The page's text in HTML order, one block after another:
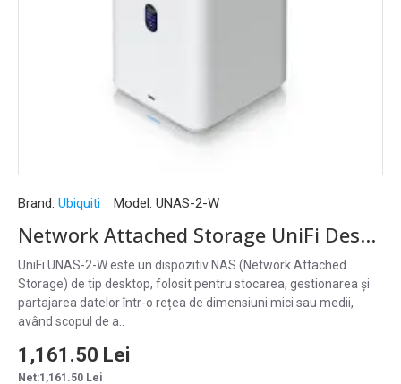
Brand: Ubiquiti Model: UNAS-2-W
Network Attached Storage UniFi Desktop 2.5 GbE PoE++, UNAS-2-W
UniFi UNAS-2-W este un dispozitiv NAS (Network Attached
Storage) de tip desktop, folosit pentru stocarea, gestionarea și
partajarea datelor într-o rețea de dimensiuni mici sau medii,
având scopul de a..
1,161.50 Lei
Net:1,161.50 Lei